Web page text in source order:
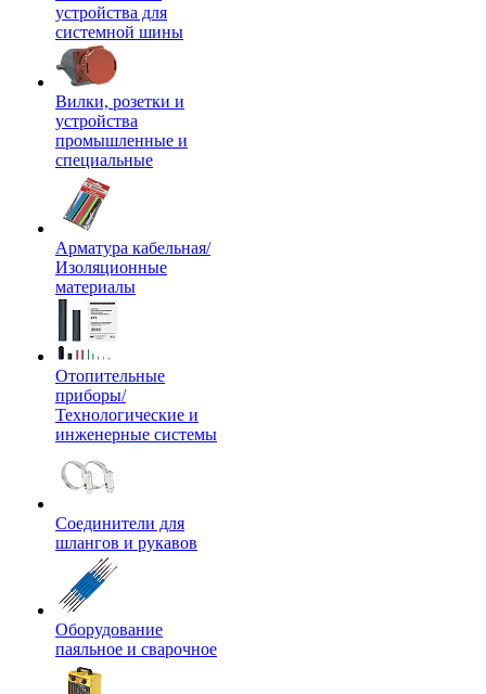
устройства для
системной шины
Вилки, розетки и
устройства
промышленные и
специальные
Арматура кабельная/
Изоляционные
материалы
Отопительные
приборы/
Технологические и
инженерные системы
Соединители для
шлангов и рукавов
Оборудование
паяльное и сварочное